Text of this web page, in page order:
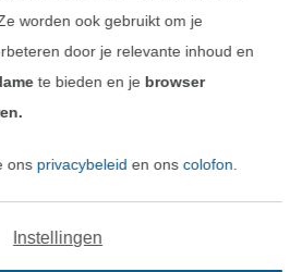
worden ook gebruikt om je
door je relevante inhoud en
te bieden en je browser
ons privacybeleid en ons colofon
Instellingen